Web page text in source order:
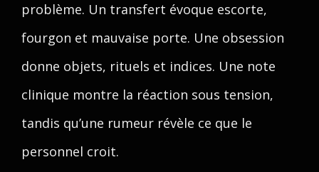
problème. Un transfert évoque escorte,
fourgon et mauvaise porte. Une obsession
donne objets, rituels et indices. Une note
clinique montre la réaction sous tension,
tandis qu’une rumeur révèle ce que le
personnel croit.